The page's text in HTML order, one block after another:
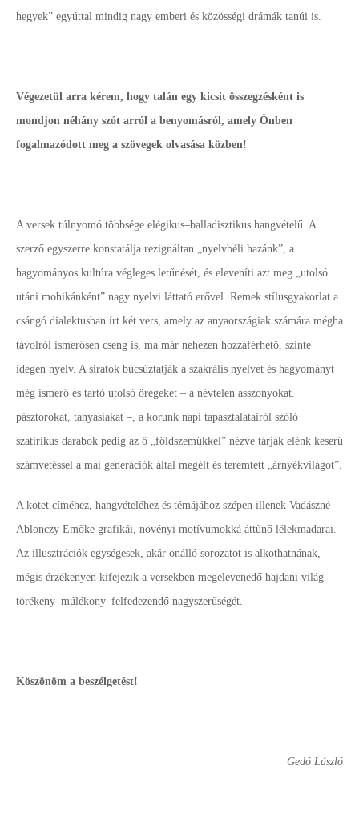
hegyek” egyúttal mindig nagy emberi és közösségi drámák tanúi is.
Végezetül arra kérem, hogy talán egy kicsit összegzésként is
mondjon néhány szót arról a benyomásról, amely Önben
fogalmazódott meg a szövegek olvasása közben!
A versek túlnyomó többsége elégikus–balladisztikus hangvételű. A
szerző egyszerre konstatálja rezignáltan „nyelvbéli hazánk”, a
hagyományos kultúra végleges letűnését, és eleveníti azt meg „utolsó
utáni mohikánként” nagy nyelvi láttató erővel. Remek stílusgyakorlat a
csángó dialektusban írt két vers, amely az anyaországiak számára mégha
távolról ismerősen cseng is, ma már nehezen hozzáférhető, szinte
idegen nyelv. A siratók búcsúztatják a szakrális nyelvet és hagyományt
még ismerő és tartó utolsó öregeket – a névtelen asszonyokat.
pásztorokat, tanyasiakat –, a korunk napi tapasztalatairól szóló
szatirikus darabok pedig az ő „földszemükkel” nézve tárják elénk keserű
számvetéssel a mai generációk által megélt és teremtett „árnyékvilágot”.
A kötet címéhez, hangvételéhez és témájához szépen illenek Vadászné
Ablonczy Emőke grafikái, növényi motívumokká áttűnő lélekmadarai.
Az illusztrációk egységesek, akár önálló sorozatot is alkothatnának,
mégis érzékenyen kifejezik a versekben megelevenedő hajdani világ
törékeny–múlékony–felfedezendő nagyszerűségét.
Köszönöm a beszélgetést!
Gedó László